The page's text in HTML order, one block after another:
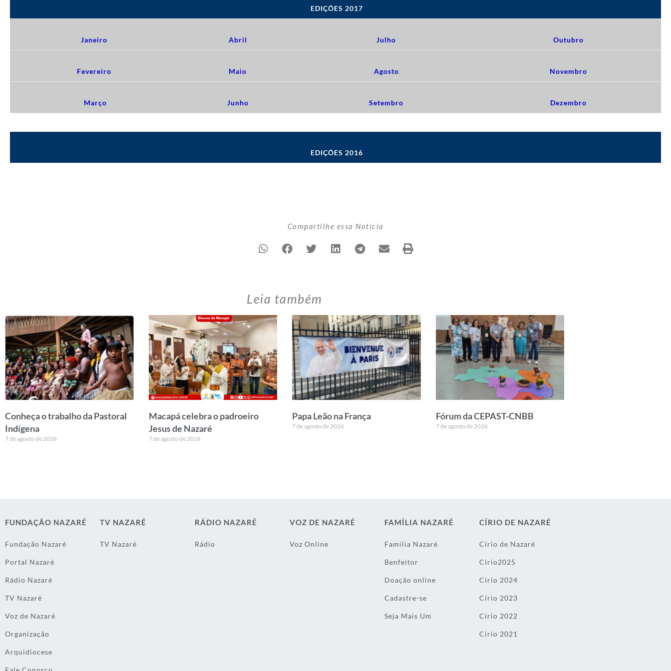
EDIÇÕES 2017
Janeiro Abril Julho Outubro
Fevereiro Maio Agosto Novembro
Março Junho Setembro Dezembro
EDIÇÕES 2016
Compartilhe essa Notícia
Leia também
Conheça o trabalho da Pastoral
Indígena
7 de agosto de 2026
Macapá celebra o padroeiro
Jesus de Nazaré
7 de agosto de 2026
Papa Leão na França
7 de agosto de 2026
Fórum da CEPAST-CNBB
7 de agosto de 2026
FUNDAÇÃO NAZARÉ
Fundação Nazaré
Portal Nazaré
Rádio Nazaré
TV Nazaré
Voz de Nazaré
Organização
Arquidiocese
TV NAZARÉ
TV Nazaré
RÁDIO NAZARÉ
Rádio
VOZ DE NAZARÉ
Voz Online
FAMÍLIA NAZARÉ
Família Nazaré
Benfeitor
Doação online
Cadastre-se
Seja Mais Um
CÍRIO DE NAZARÉ
Círio de Nazaré
Círio2025
Círio 2024
Círio 2023
Círio 2022
Círio 2021